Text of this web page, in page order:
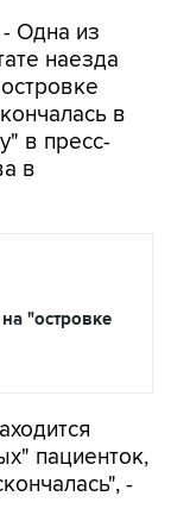
- Одна из
наезда
в
в пресс-
в
"островке
пациенток,
-